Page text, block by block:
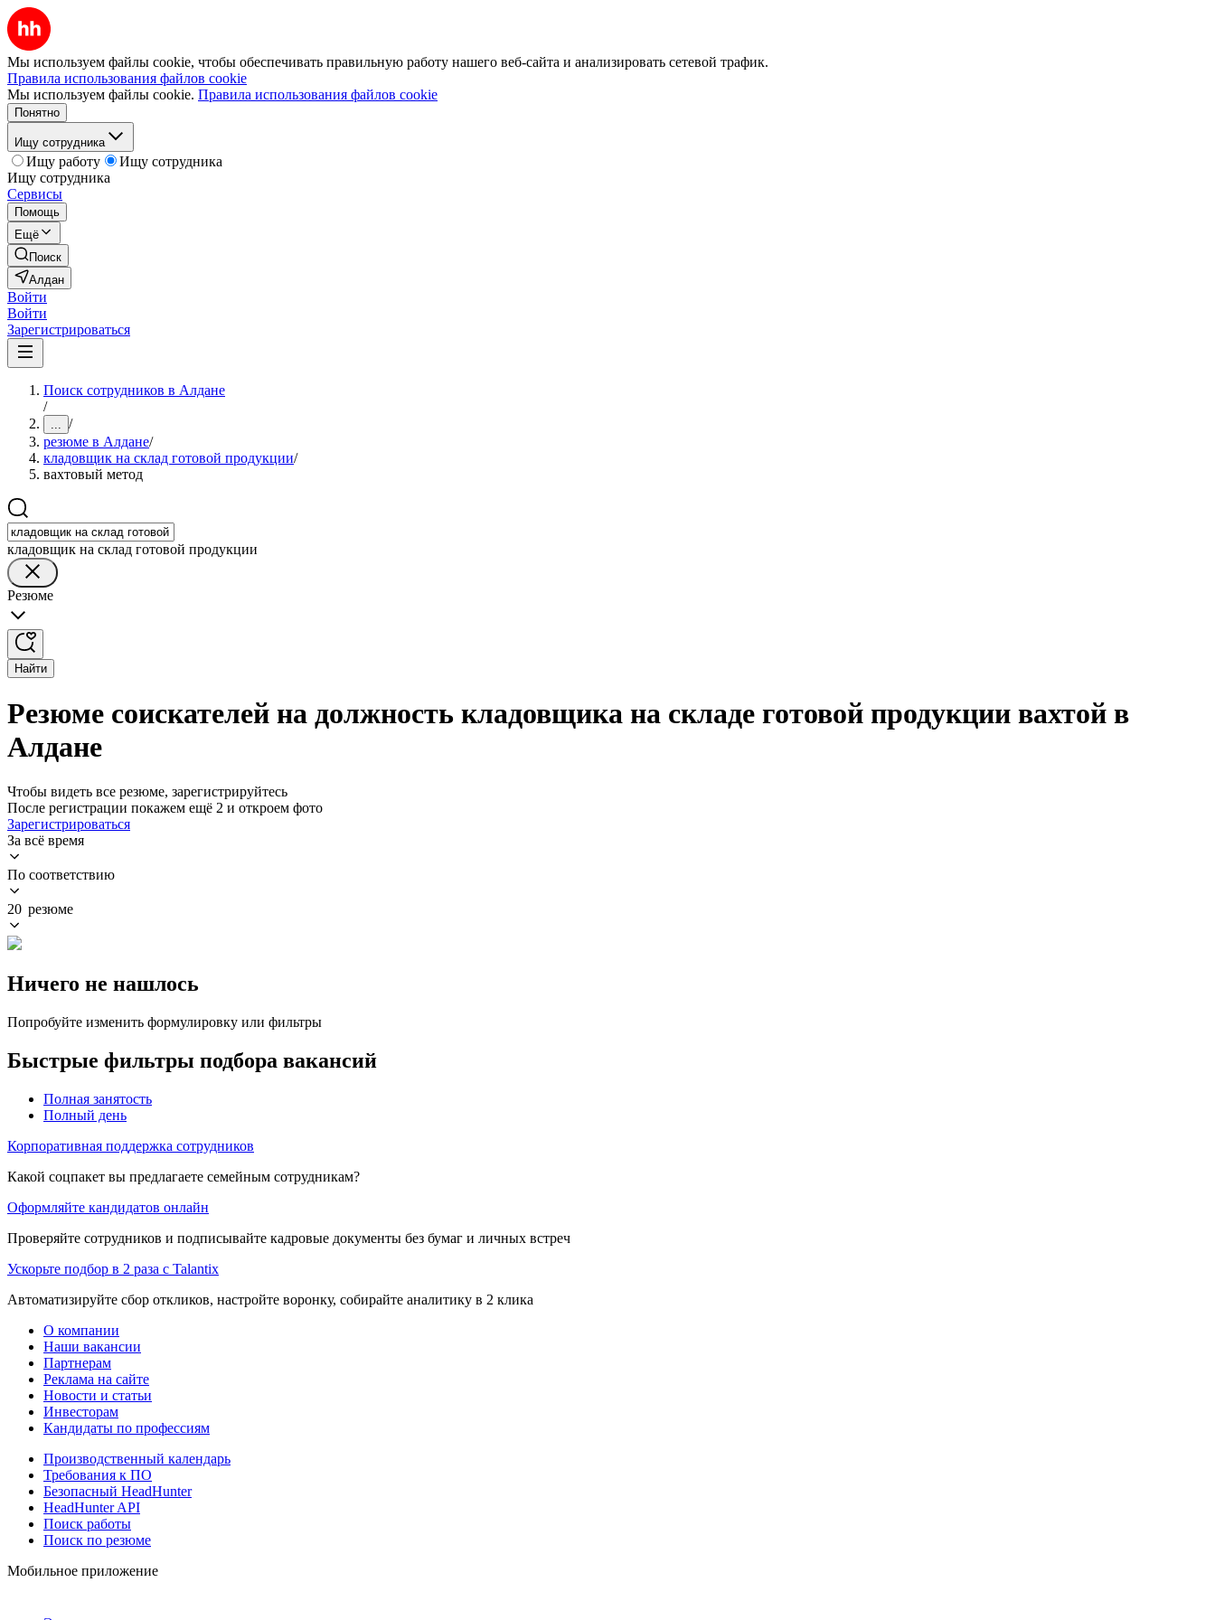
Мы используем файлы cookie, чтобы обеспечивать правильную работу нашего веб-сайта и анализировать сетевой трафик.
Правила использования файлов cookie
Мы используем файлы cookie. Правила использования файлов cookie
Понятно
Ищу сотрудника
Ищу работу
Ищу сотрудника
Ищу сотрудника
Сервисы
Помощь
Ещё
Поиск
Алдан
Войти
Войти
Зарегистрироваться
Поиск сотрудников в Алдане
/
... /
резюме в Алдане/
кладовщик на склад готовой продукции/
вахтовый метод
кладовщик на склад готовой продукции
Резюме
Найти
Резюме соискателей на должность кладовщика на складе готовой продукции вахтой в
Алдане
Чтобы видеть все резюме, зарегистрируйтесь
После регистрации покажем ещё 2 и откроем фото
Зарегистрироваться
За всё время
По соответствию
20 резюме
Ничего не нашлось
Попробуйте изменить формулировку или фильтры
Быстрые фильтры подбора вакансий
Полная занятость
Полный день
Корпоративная поддержка сотрудников
Какой соцпакет вы предлагаете семейным сотрудникам?
Оформляйте кандидатов онлайн
Проверяйте сотрудников и подписывайте кадровые документы без бумаг и личных встреч
Ускорьте подбор в 2 раза с Talantix
Автоматизируйте сбор откликов, настройте воронку, собирайте аналитику в 2 клика
О компании
Наши вакансии
Партнерам
Реклама на сайте
Новости и статьи
Инвесторам
Кандидаты по профессиям
Производственный календарь
Требования к ПО
Безопасный HeadHunter
HeadHunter API
Поиск работы
Поиск по резюме
Мобильное приложение